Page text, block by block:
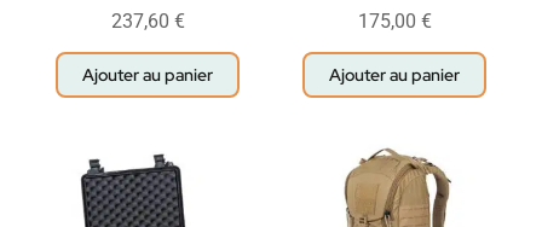
237,60 €
Ajouter au panier
175,00 €
Ajouter au panier